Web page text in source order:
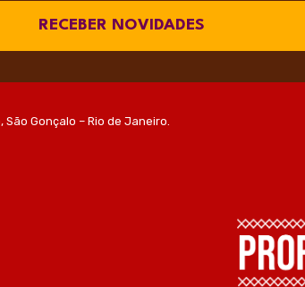
RECEBER NOVIDADES
Gonçalo – Rio de Janeiro.